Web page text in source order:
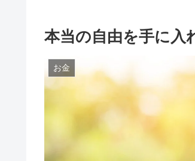
本当の自由を手に
お金